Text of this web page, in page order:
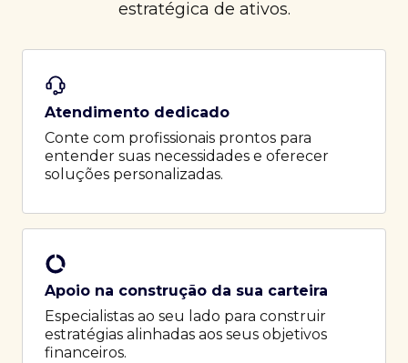
estratégica de ativos.
Atendimento dedicado
Conte com profissionais prontos para
entender suas necessidades e oferecer
soluções personalizadas.
Apoio na construção da sua carteira
Especialistas ao seu lado para construir
estratégias alinhadas aos seus objetivos
financeiros.